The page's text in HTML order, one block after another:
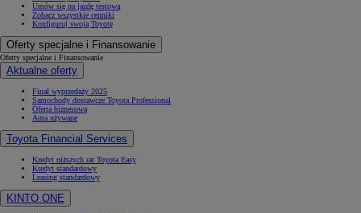
Umów się na jazdę testową
Zobacz wszystkie cenniki
Konfiguruj swoją Toyotę
Oferty specjalne i Finansowanie
Oferty specjalne i Finansowanie
Aktualne oferty
Finał wyprzedaży 2025
Samochody dostawcze Toyota Professional
Oferta biznesowa
Auta używane
Toyota Financial Services
Kredyt niższych rat Toyota Easy
Kredyt standardowy
Leasing standardowy
KINTO ONE